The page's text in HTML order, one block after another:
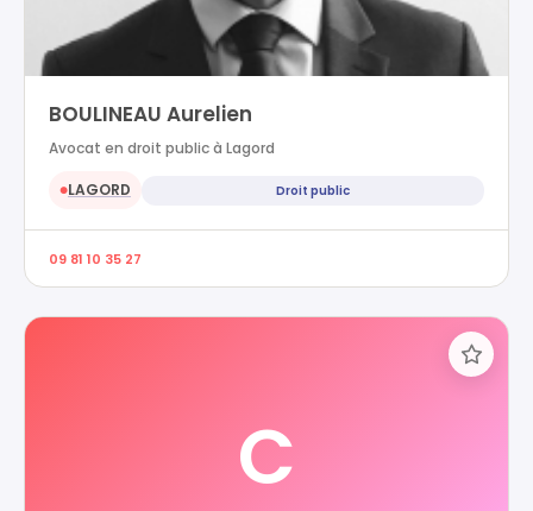
BOULINEAU Aurelien
Avocat en droit public à Lagord
●LAGORD Droit public
09 81 10 35 27
C